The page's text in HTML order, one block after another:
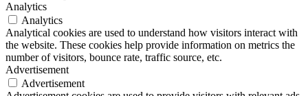
Analytics
Analytics
Analytical cookies are used to understand how visitors interact with
the website. These cookies help provide information on metrics the
number of visitors, bounce rate, traffic source, etc.
Advertisement
Advertisement